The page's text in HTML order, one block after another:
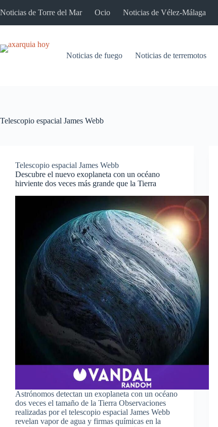
al
Noticias de Torre del Mar Ocio Noticias de Vélez-Málaga
Noticias de fuego Noticias de terremotos
Telescopio espacial James Webb
Telescopio espacial James Webb
Descubre el nuevo exoplaneta con un océano
hirviente dos veces más grande que la Tierra
Astrónomos detectan un exoplaneta con un océano
dos veces el tamaño de la Tierra Observaciones
realizadas por el telescopio espacial James Webb
revelan vapor de agua y firmas químicas en la